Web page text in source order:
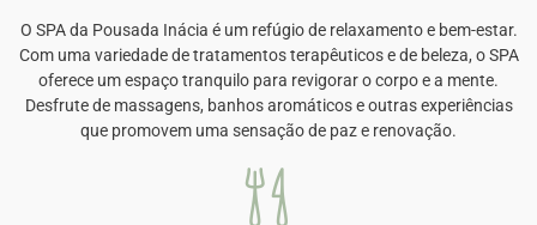
O SPA da Pousada Inácia é um refúgio de relaxamento e bem-estar.
Com uma variedade de tratamentos terapêuticos e de beleza, o SPA
oferece um espaço tranquilo para revigorar o corpo e a mente.
Desfrute de massagens, banhos aromáticos e outras experiências
que promovem uma sensação de paz e renovação.